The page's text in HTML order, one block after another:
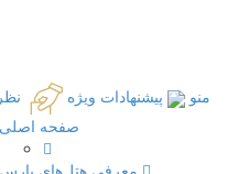
منو پیشنهادات ویژه
صفحه اصلی